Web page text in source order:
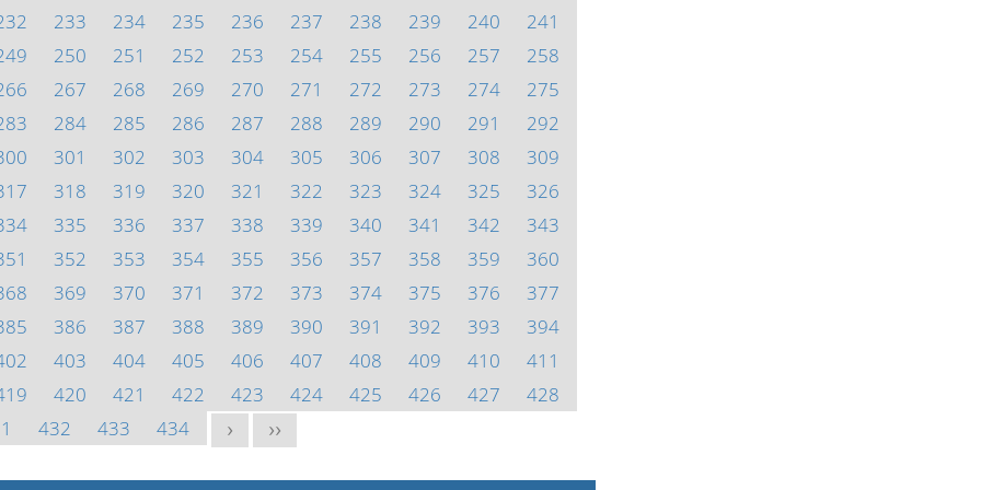
233 234 235 236 237 238 239 240
241
250 251 252 253 254 255 256 257
258
267 268 269 270 271 272 273 274
275
284 285 286 287 288 289 290 291
292
301 302 303 304 305 306 307 308
309
318 319 320 321 322 323 324 325
326
335 336 337 338 339 340 341 342
343
352 353 354 355 356 357 358 359
360
369 370 371 372 373 374 375 376
377
386 387 388 389 390 391 392 393
394
403 404 405 406 407 408 409 410
411
420 421 422 423 424 425 426 427
428
432 433 434 > >>